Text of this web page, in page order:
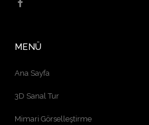
MENÜ
Ana Sayfa
3D Sanal Tur
Mimari Görselleştirme